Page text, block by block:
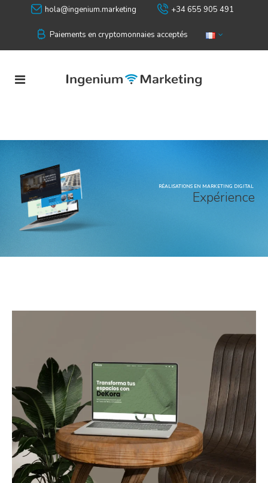
hola@ingenium.marketing +34 655 905 491
Paiements en cryptomonnaies acceptés
RÉALISATIONS EN MARKETING DIGITAL
Expérience